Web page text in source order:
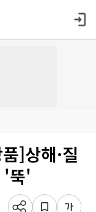
]상해·질
'뚝'